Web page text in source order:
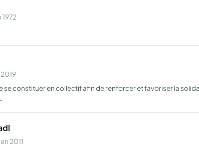
se constituer en collectif afin de renforcer et favoriser la
2011